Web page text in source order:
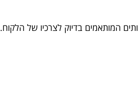
המותאמים בדיוק לצרכיו של הלקוח.